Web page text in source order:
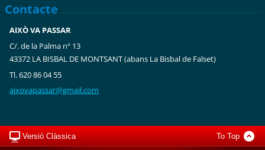
Contacte
AIXÒ VA PASSAR
C/. de la Palma nº 13
43372 LA BISBAL DE MONTSANT (abans La Bisbal de Falset)
Tl. 620 86 04 55
aixovapassar@gmail.com
Versió Clàssica To Top